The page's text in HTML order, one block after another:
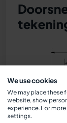
We use cookies
We may place these
website, show
experience. For
settings.